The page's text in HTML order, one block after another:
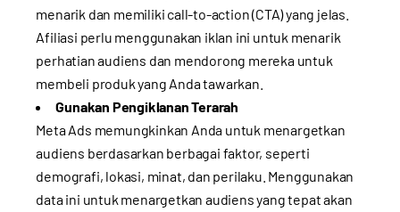
menarik dan memiliki call-to-action (CTA) yang jelas.
Afiliasi perlu menggunakan iklan ini untuk menarik
perhatian audiens dan mendorong mereka untuk
membeli produk yang Anda tawarkan.
Gunakan Pengiklanan Terarah
Meta Ads memungkinkan Anda untuk menargetkan
audiens berdasarkan berbagai faktor, seperti
demografi, lokasi, minat, dan perilaku. Menggunakan
data ini untuk menargetkan audiens yang tepat akan